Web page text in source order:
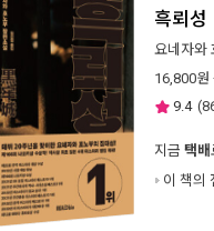
흑뢰성
요네자와
16,800
9.4 (
지금 택배
이 책의